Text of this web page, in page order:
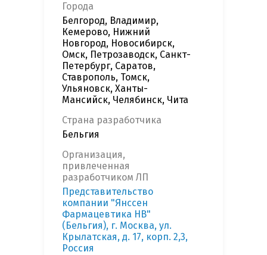
Города
Белгород, Владимир,
Кемерово, Нижний
Новгород, Новосибирск,
Омск, Петрозаводск, Санкт-
Петербург, Саратов,
Ставрополь, Томск,
Ульяновск, Ханты-
Мансийск, Челябинск, Чита
Страна разработчика
Бельгия
Организация,
привлеченная
разработчиком ЛП
Представительство
компании "Янссен
Фармацевтика НВ"
(Бельгия), г. Москва, ул.
Крылатская, д. 17, корп. 2,3,
Россия